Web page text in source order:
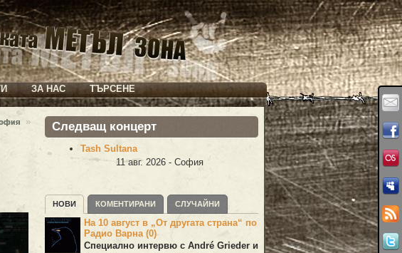
ЗА НАС ТЪРСЕНЕ
» Следващ концерт
Tash Sultana
11 авг. 2026 - София
НОВИ КОМЕНТИРАНИ СЛУЧАЙНИ
На 10 август в „От другата страна“ по
Радио Варна (0)
Специално интервю с André Grieder и